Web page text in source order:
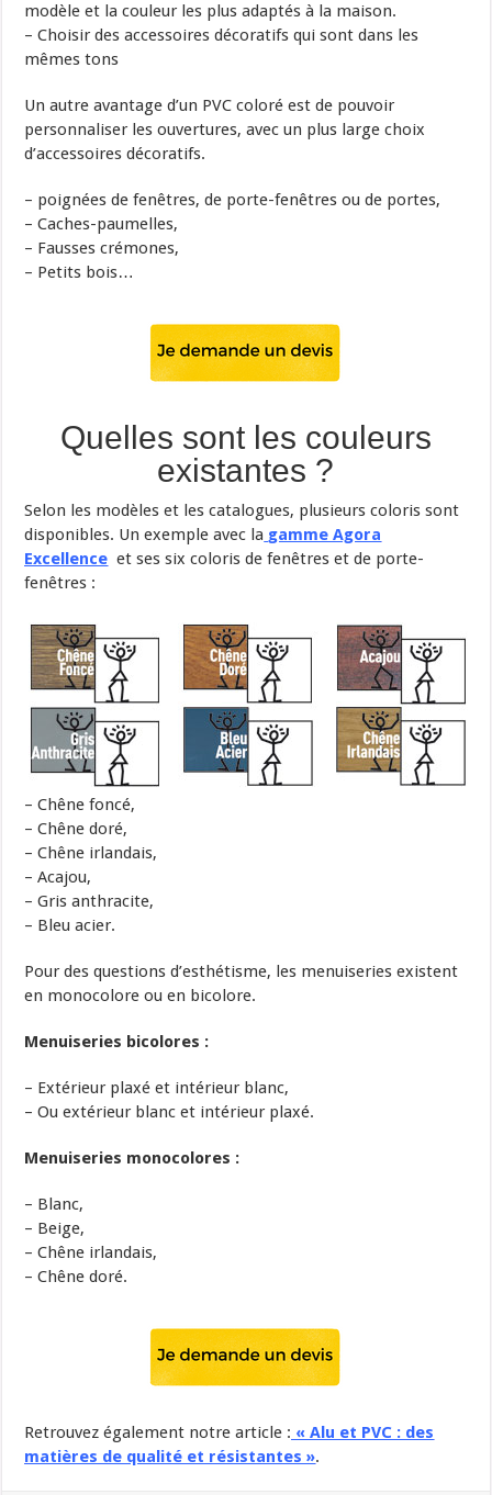
modèle et la couleur les plus adaptés à la maison.
– Choisir des accessoires décoratifs qui sont dans les
mêmes tons
Un autre avantage d’un PVC coloré est de pouvoir
personnaliser les ouvertures, avec un plus large choix
d’accessoires décoratifs.
– poignées de fenêtres, de porte-fenêtres ou de portes,
– Caches-paumelles,
– Fausses crémones,
– Petits bois…
Quelles sont les couleurs
existantes ?
Selon les modèles et les catalogues, plusieurs coloris sont
disponibles. Un exemple avec la gamme Agora
Excellence et ses six coloris de fenêtres et de porte-
fenêtres :
– Chêne foncé,
– Chêne doré,
– Chêne irlandais,
– Acajou,
– Gris anthracite,
– Bleu acier.
Pour des questions d’esthétisme, les menuiseries existent
en monocolore ou en bicolore.
Menuiseries bicolores :
– Extérieur plaxé et intérieur blanc,
– Ou extérieur blanc et intérieur plaxé.
Menuiseries monocolores :
– Blanc,
– Beige,
– Chêne irlandais,
– Chêne doré.
Retrouvez également notre article : « Alu et PVC : des
matières de qualité et résistantes ».